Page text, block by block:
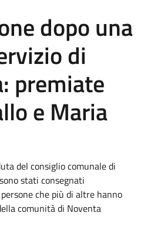
dopo una
di
premiate
e Maria
del consiglio comunale di
stati consegnati
che più di altre hanno
comunità di Noventa